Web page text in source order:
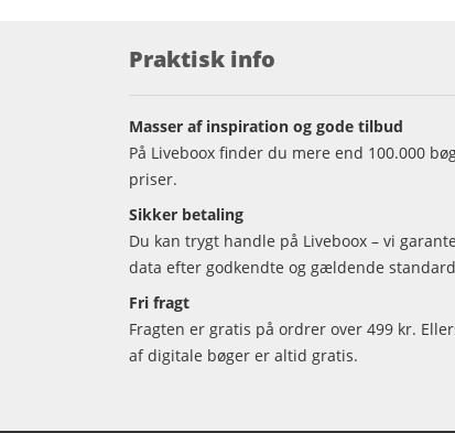
Praktisk info
Masser af inspiration og gode tilbud
På Liveboox finder du mere end 100.000
priser.
Sikker betaling
Du kan trygt handle på Liveboox – vi
data efter godkendte og gældende
Fri fragt
Fragten er gratis på ordrer over 499 kr.
af digitale bøger er altid gratis.